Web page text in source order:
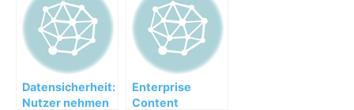
Nutzer würde
Daten an die
Krankenkasse
weiterleiten
Datensicherheit:
Nutzer nehmen
Enterprise
Content